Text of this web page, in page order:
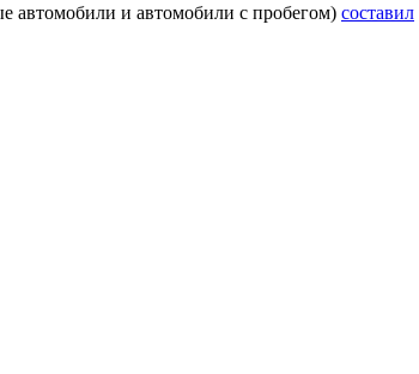
автомобили и автомобили с пробегом) составил